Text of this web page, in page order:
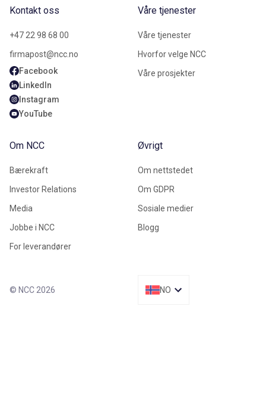
Kontakt oss
+47 22 98 68 00
firmapost@ncc.no
Facebook
LinkedIn
Instagram
YouTube
Våre tjenester
Våre tjenester
Hvorfor velge NCC
Våre prosjekter
Om NCC
Bærekraft
Investor Relations
Media
Jobbe i NCC
For leverandører
Øvrigt
Om nettstedet
Om GDPR
Sosiale medier
Blogg
© NCC 2026 NO